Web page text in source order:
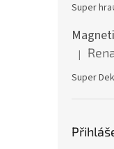
Super
|
Super